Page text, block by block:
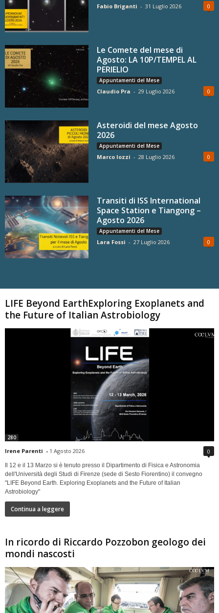
Fabio Briganti - 31 Luglio 2026 0
Le Comete del mese di
Agosto: LA 10P/TEMPEL AL
PERIELIO
Appuntamenti del Mese
Claudio Pra - 29 Luglio 2026 0
Asteroidi del mese Agosto
2026
Appuntamenti del Mese
Marco Iozzi - 28 Luglio 2026 0
Transiti di ISS International
Space Station e Tiangong –
Agosto 2026
Appuntamenti del Mese
Lara Fossi - 27 Luglio 2026 0
LIFE Beyond EarthExploring Exoplanets and
the Future of Italian Astrobiology
280
Irene Parenti - 1 Agosto 2026 0
Il 12 e il 13 Marzo si è tenuto presso il Dipartimento di Fisica e Astronomia
dell'Università degli Studi di Firenze (sede di Sesto Fiorentino) il convegno
"LIFE Beyond Earth. Exploring Exoplanets and the Future of Italian
Astrobiology"
Continua a leggere
In ricordo di Riccardo Pozzobon geologo dei
mondi nascosti